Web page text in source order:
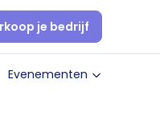
je bedrijf
Evenementen